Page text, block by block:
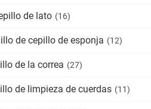
de lato (16)
de cepillo de esponja (12)
de la correa (27)
de limpieza de cuerdas (11)